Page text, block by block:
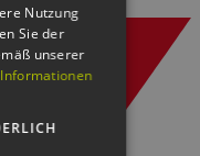
Nutzung
Sie der
unserer